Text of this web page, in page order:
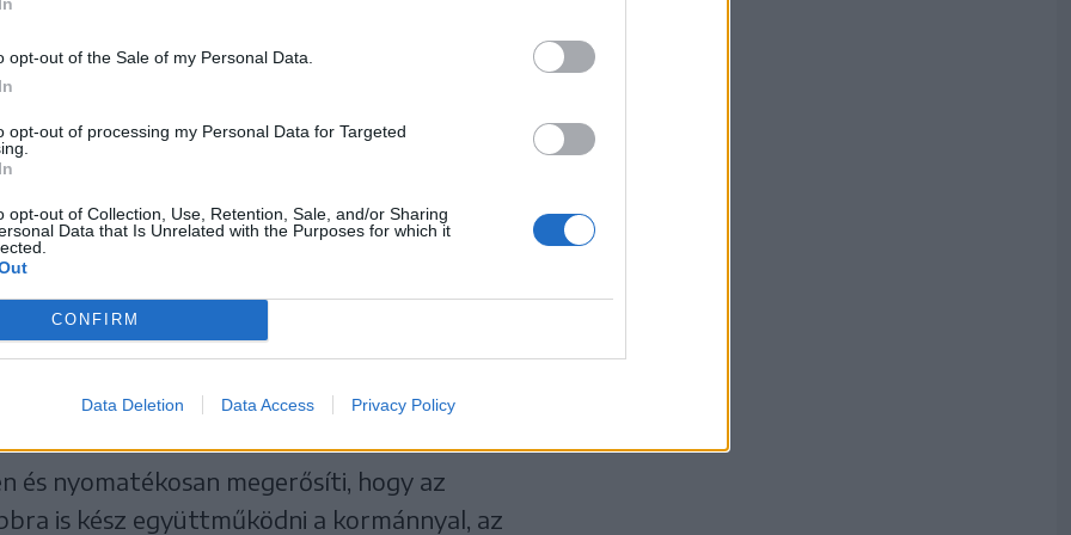
opt-out of the Sale of my Personal Data.
opt-out of processing my Personal Data for Targeted
opt-out of Collection, Use, Retention, Sale, and/or Sharing
Data that Is Unrelated with the Purposes for which it
CONFIRM
Data Deletion Data Access Privacy Policy
hozzájusson az
forrásokhoz,
alkalommal sem akadályozta a hatalmi
értékek is. A köztársasági elnök
az alkotmányos követelményekre
kiiktatandó akadályaként tekint –
és nyomatékosan megerősíti, hogy az
is kész együttműködni a kormánnyal, az